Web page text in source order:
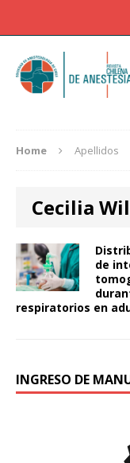
Home Apellidos
Cecilia
de
respiratorios en
INGRESO DE